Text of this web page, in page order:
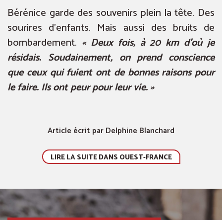
Bérénice garde des souvenirs plein la tête. Des
sourires d’enfants. Mais aussi des bruits de
bombardement. « Deux fois, à 20 km d’où je
résidais. Soudainement, on prend conscience
que ceux qui fuient ont de bonnes raisons pour
le faire. Ils ont peur pour leur vie. »
Article écrit par Delphine Blanchard
LIRE LA SUITE DANS OUEST-FRANCE